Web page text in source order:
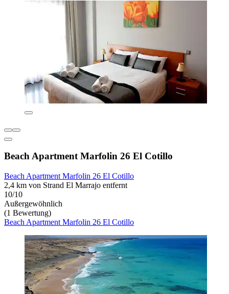
Beach Apartment Marfolin 26 El Cotillo
Beach Apartment Marfolin 26 El Cotillo
2,4 km von Strand El Marrajo entfernt
10/10
Außergewöhnlich
(1 Bewertung)
Beach Apartment Marfolin 26 El Cotillo